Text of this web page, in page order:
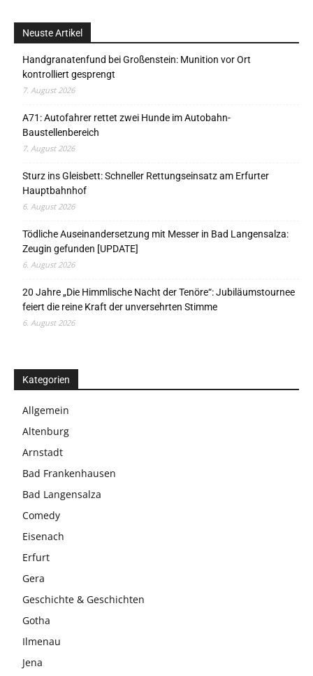
Neuste Artikel
Handgranatenfund bei Großenstein: Munition vor Ort
kontrolliert gesprengt
7. August 2026
A71: Autofahrer rettet zwei Hunde im Autobahn-
Baustellenbereich
7. August 2026
Sturz ins Gleisbett: Schneller Rettungseinsatz am Erfurter
Hauptbahnhof
6. August 2026
Tödliche Auseinandersetzung mit Messer in Bad Langensalza:
Zeugin gefunden [UPDATE]
6. August 2026
20 Jahre „Die Himmlische Nacht der Tenöre“: Jubiläumstournee
feiert die reine Kraft der unversehrten Stimme
6. August 2026
Kategorien
Allgemein
Altenburg
Arnstadt
Bad Frankenhausen
Bad Langensalza
Comedy
Eisenach
Erfurt
Gera
Geschichte & Geschichten
Gotha
Ilmenau
Jena